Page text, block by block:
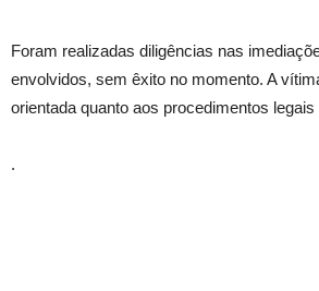
Foram realizadas diligências nas
envolvidos, sem êxito no momento. A
orientada quanto aos procedimentos
.